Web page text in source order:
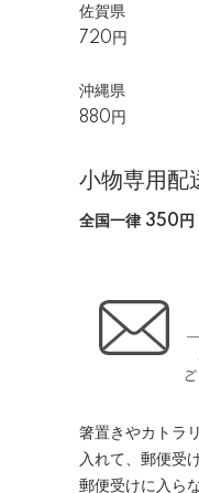
佐賀県
720円
沖縄県
880円
小物専用配
全国一律 350円
箸置きやカトラ
入れて、郵便受
郵便受けに入ら